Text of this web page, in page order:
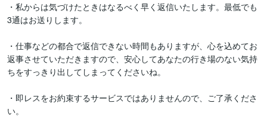
・私からは気づけたときはなるべく早く返信いたします。最低でも
3通はお送りします。
・仕事などの都合で返信できない時間もありますが、心を込めてお
返事させていただきますので、安心してあなたの行き場のない気持
ちをすっきり出してしまってくださいね。
・即レスをお約束するサービスではありませんので、ご了承くださ
い。